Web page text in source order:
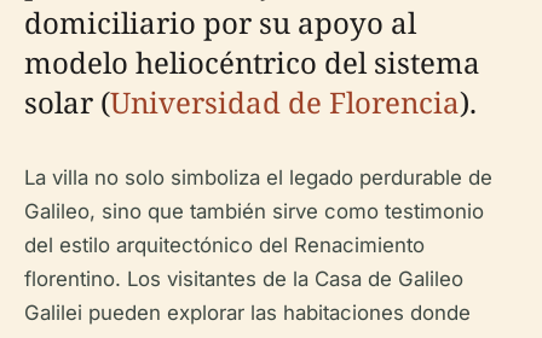
domiciliario por su apoyo al
modelo heliocéntrico del sistema
solar (Universidad de Florencia).
La villa no solo simboliza el legado perdurable de
Galileo, sino que también sirve como testimonio
del estilo arquitectónico del Renacimiento
florentino. Los visitantes de la Casa de Galileo
Galilei pueden explorar las habitaciones donde